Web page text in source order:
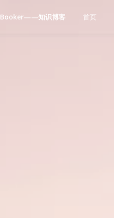
Booker——知识博客 首页